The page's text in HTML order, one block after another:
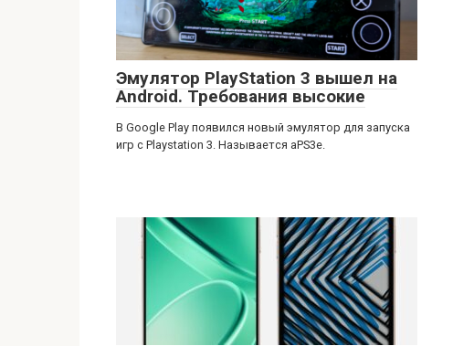
Эмулятор PlayStation 3 вышел на
Android. Требования высокие
В Google Play появился новый эмулятор для запуска
игр с Playstation 3. Называется aPS3e.